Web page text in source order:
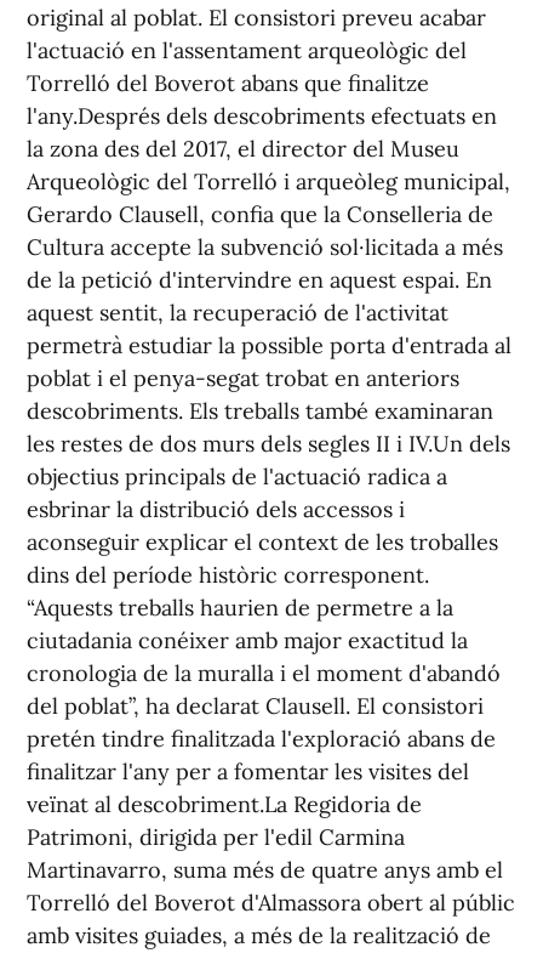
original al poblat. El consistori preveu acabar
l'actuació en l'assentament arqueològic del
Torrelló del Boverot abans que finalitze
l'any.Després dels descobriments efectuats en
la zona des del 2017, el director del Museu
Arqueològic del Torrelló i arqueòleg municipal,
Gerardo Clausell, confia que la Conselleria de
Cultura accepte la subvenció sol·licitada a més
de la petició d'intervindre en aquest espai. En
aquest sentit, la recuperació de l'activitat
permetrà estudiar la possible porta d'entrada al
poblat i el penya-segat trobat en anteriors
descobriments. Els treballs també examinaran
les restes de dos murs dels segles II i IV.Un dels
objectius principals de l'actuació radica a
esbrinar la distribució dels accessos i
aconseguir explicar el context de les troballes
dins del període històric corresponent.
“Aquests treballs haurien de permetre a la
ciutadania conéixer amb major exactitud la
cronologia de la muralla i el moment d'abandó
del poblat”, ha declarat Clausell. El consistori
pretén tindre finalitzada l'exploració abans de
finalitzar l'any per a fomentar les visites del
veïnat al descobriment.La Regidoria de
Patrimoni, dirigida per l'edil Carmina
Martinavarro, suma més de quatre anys amb el
Torrelló del Boverot d'Almassora obert al públic
amb visites guiades, a més de la realització de